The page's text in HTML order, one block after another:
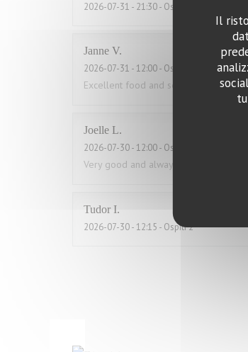
Il
2026-07-31 - 21:30 - Ospiti 2
Janne V
2026-07-31 - 12:00 - Ospiti 2
Excellent food and service. Also
Joelle L
2026-07-30- 12:00 - Ospiti 2
Very good and always great service
Tudor I
2026-07-30- 12:15 - Ospiti 2